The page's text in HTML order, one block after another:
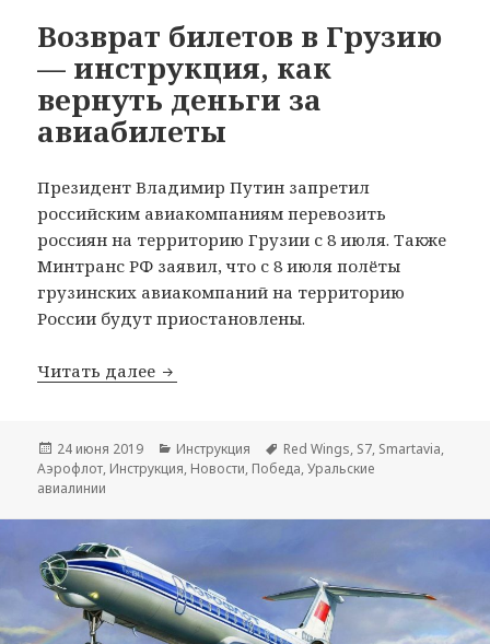
Возврат билетов в Грузию
— инструкция, как
вернуть деньги за
авиабилеты
Президент Владимир Путин запретил
российским авиакомпаниям перевозить
россиян на территорию Грузии с 8 июля. Также
Минтранс РФ заявил, что с 8 июля полёты
грузинских авиакомпаний на территорию
России будут приостановлены.
Читать далее Возврат билетов в Грузию —
Опубликовано
24 июня 2019 Рубрики
Инструкция Метки
Red Wings, S7, Smartavia,
Аэрофлот, Инструкция, Новости, Победа,Уральские
авиалинии